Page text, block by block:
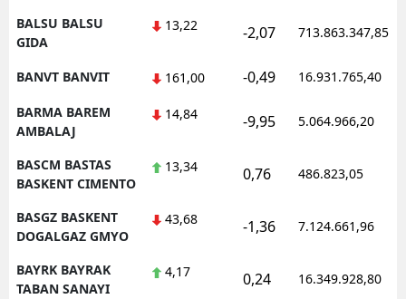
BALSU BALSU
GIDA
13,22 -2,07 713.863.347,85
BANVT BANVIT 161,00 -0,49 16.931.765,40
BARMA BAREM
AMBALAJ
14,84 -9,95 5.064.966,20
BASCM BASTAS
BASKENT CIMENTO
13,34 0,76 486.823,05
BASGZ BASKENT
DOGALGAZ GMYO
43,68 -1,36 7.124.661,96
BAYRK BAYRAK
TABAN SANAYI
4,17 0,24 16.349.928,80